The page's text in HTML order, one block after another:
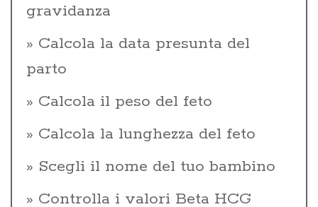
gravidanza
Calcola la data presunta del
parto
Calcola il peso del feto
Calcola la lunghezza del feto
Scegli il nome del tuo bambino
Controlla i valori Beta HCG